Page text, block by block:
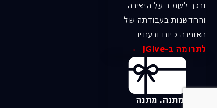
ובכך לשמור על היצירה
והחדשנות בעבודתה של
האופרה כיום ובעתיד.
לתרומה ב-JGive ←
שובר מתנה. מתנה